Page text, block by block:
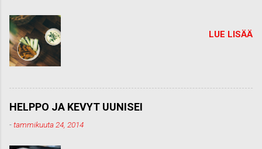
LUE LISÄÄ
HELPPO JA KEVYT UUNISEI
-tammikuuta 24, 2014